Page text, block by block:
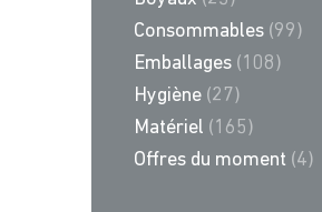
Consommables (99)
Emballages (108)
Hygiène (27)
Matériel (165)
Offres du moment (4)